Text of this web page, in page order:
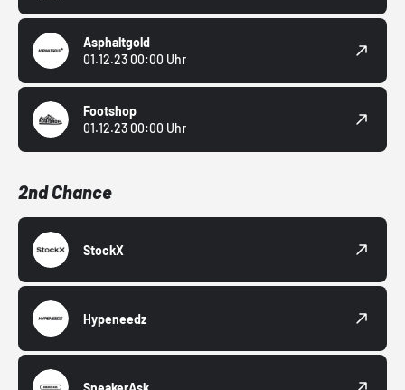
Asphaltgold
01.12.23 00:00 Uhr
Footshop
01.12.23 00:00 Uhr
2nd Chance
StockX
Hypeneedz